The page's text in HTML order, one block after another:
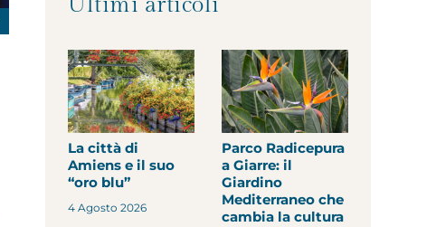
La città di
Amiens e il suo
“oro blu”
4 Agosto 2026
Parco Radicepura
a Giarre: il
Giardino
Mediterraneo che
cambia la cultura